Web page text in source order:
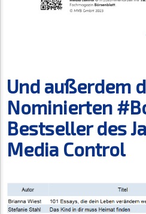
Und außerdem
Nominierten
Bestseller des
Media Control